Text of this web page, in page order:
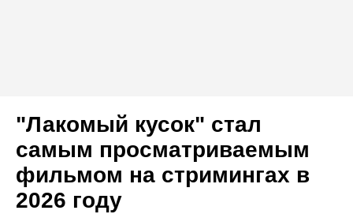
"Лакомый кусок" стал
самым просматриваемым
фильмом на стримингах в
2026 году